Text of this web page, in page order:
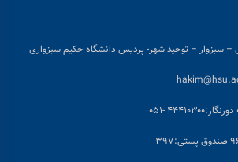
سبزوار – توحید شهر- پردیس دانشگاه حکیم سبزواری
دورنگار:۴۴۴۱۰۳۰۰ -۰۵۱